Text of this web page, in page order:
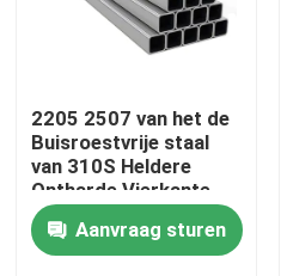
Thuis
Over ons
2205 2507 van het de
Buisroestvrije staal
van 310S Heldere
Ontharde Vierkante
het
Buizenstelselleveranciers
201 304 304L 316
Aanvraag sturen